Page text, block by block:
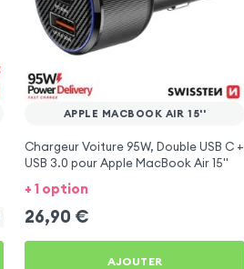
APPLE MACBOOK AIR 15''
Chargeur Voiture 95W, Double USB C +
USB 3.0 pour Apple MacBook Air 15''
+ 1 option
26,90 €
AJOUTER